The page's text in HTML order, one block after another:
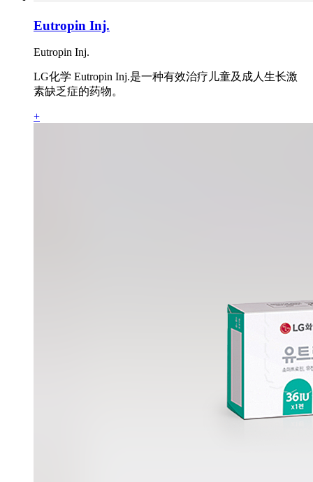
Eutropin Inj.
Eutropin Inj.
LG化学 Eutropin Inj.是一种有效治疗儿童及成人生长激
素缺乏症的药物。
+